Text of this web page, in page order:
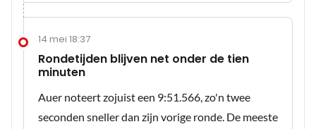
14 mei 18:37
Rondetijden blijven net onder de tien
minuten
Auer noteert zojuist een 9:51.566, zo'n twee
seconden sneller dan zijn vorige ronde. De meeste